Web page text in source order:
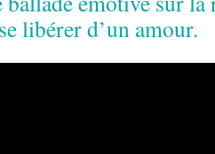
libérer d’un amour.